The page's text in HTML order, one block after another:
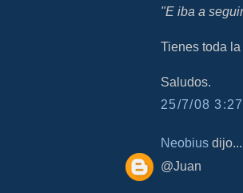
"E iba a
Tienes toda
Saludos.
25/7/08
Neobius dijo...
@Juan